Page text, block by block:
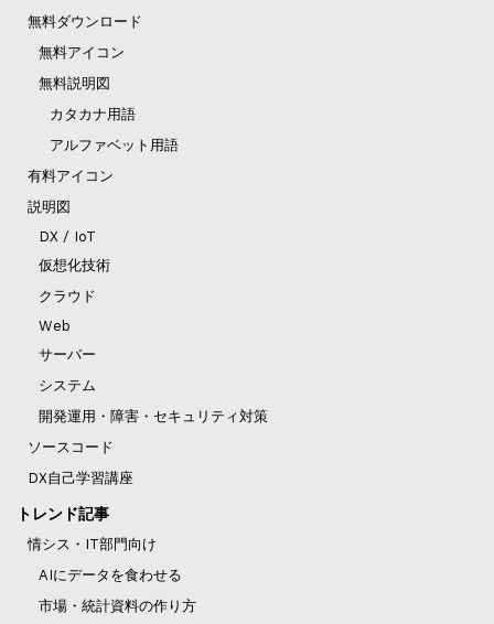
無料ダウンロード
無料アイコン
無料説明図
カタカナ用語
アルファベット用語
有料アイコン
説明図
DX / IoT
仮想化技術
クラウド
Web
サーバー
システム
開発運用・障害・セキュリティ対策
ソースコード
DX自己学習講座
トレンド記事
情シス・IT部門向け
AIにデータを食わせる
市場・統計資料の作り方